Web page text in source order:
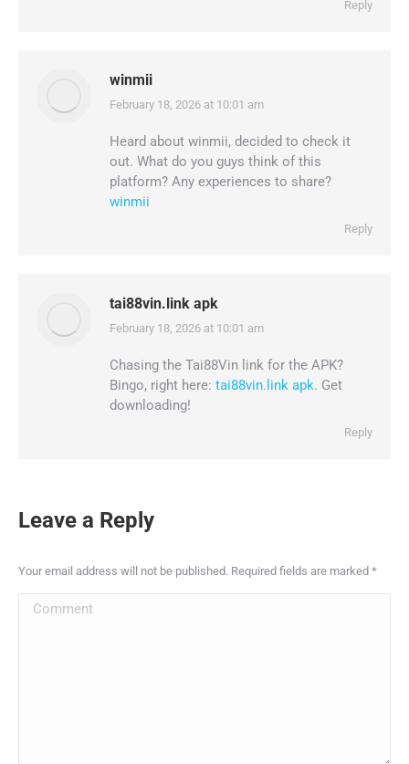
Reply
winmii
says:
February 18, 2026 at 10:01 am
Heard about winmii, decided to check it
out. What do you guys think of this
platform? Any experiences to share?
winmii
Reply
tai88vin.link apk
says:
February 18, 2026 at 10:01 am
Chasing the Tai88Vin link for the APK?
Bingo, right here: tai88vin.link apk. Get
downloading!
Reply
Leave a Reply
Your email address will not be published. Required fields are marked *
Comment